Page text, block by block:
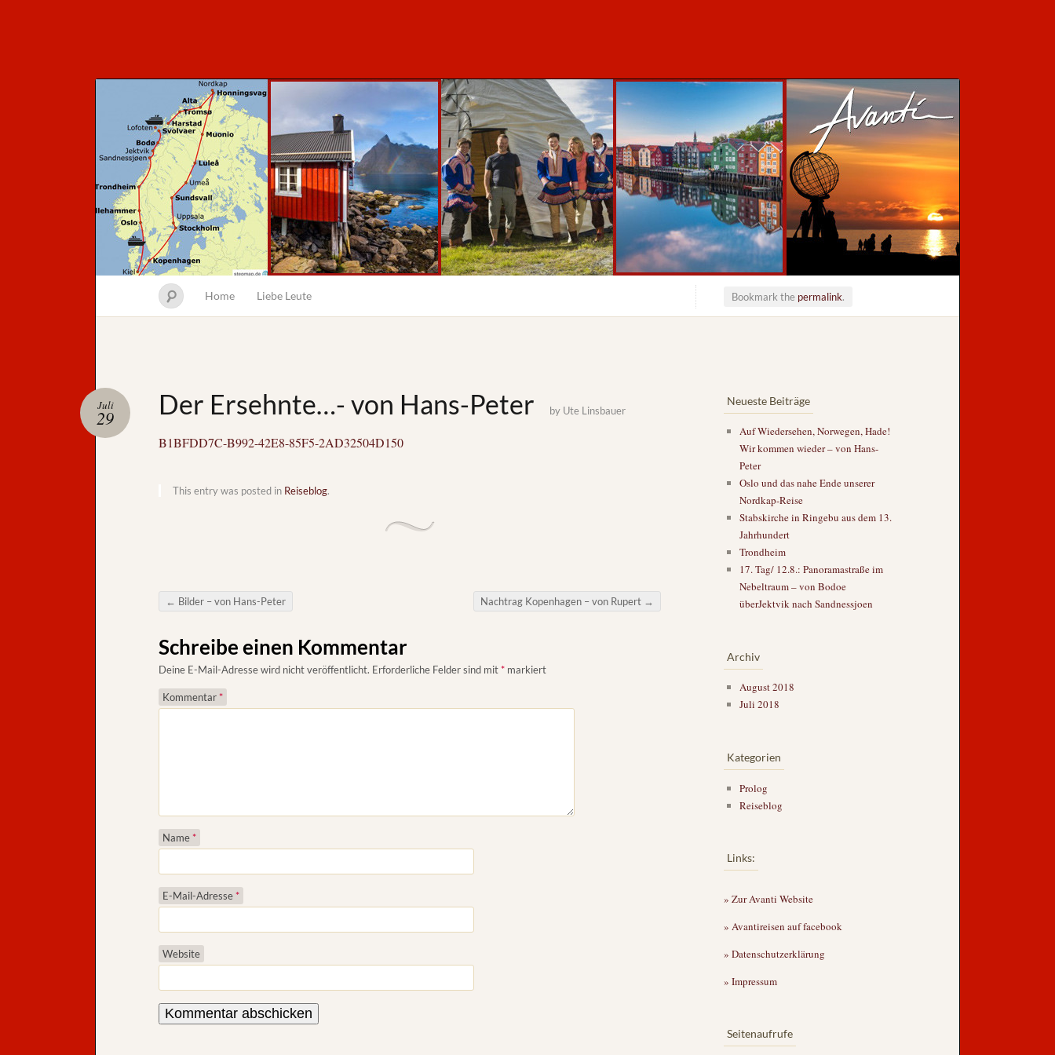
Home Liebe Leute Bookmark the permalink.
Der Ersehnte…- von Hans-Peter
Juli
29 by Ute Linsbauer
B1BFDD7C-B992-42E8-85F5-2AD32504D150
This entry was posted in Reiseblog.
Post navigation
← Bilder – von Hans-Peter Nachtrag Kopenhagen – von Rupert →
Schreibe einen Kommentar
Deine E-Mail-Adresse wird nicht veröffentlicht. Erforderliche Felder sind mit* markiert
Kommentar*
Name*
E-Mail-Adresse*
Website
Neueste Beiträge
Auf Wiedersehen, Norwegen, Hade!
Wir kommen wieder – von Hans-
Peter
Oslo und das nahe Ende unserer
Nordkap-Reise
Stabskirche in Ringebu aus dem 13.
Jahrhundert
Trondheim
17. Tag/ 12.8.: Panoramastraße im
Nebeltraum – von Bodoe
überJektvik nach Sandnessjoen
Archiv
August 2018
Juli 2018
Kategorien
Prolog
Reiseblog
Links:
» Zur Avanti Website
» Avantireisen auf facebook
» Datenschutzerklärung
» Impressum
Seitenaufrufe